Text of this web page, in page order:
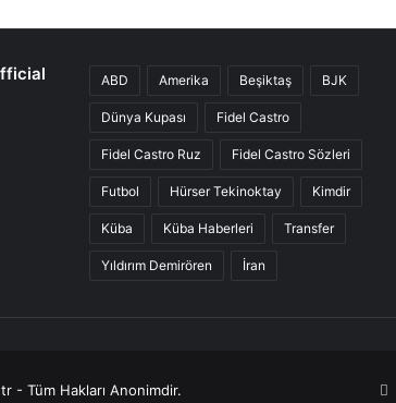
ABD Amerika Beşiktaş BJK
Dünya Kupası Fidel Castro
Fidel Castro Ruz Fidel Castro Sözleri
Futbol Hürser Tekinoktay Kimdir
Küba Küba Haberleri Transfer
Yıldırım Demirören İran
Tüm Hakları Anonimdir.